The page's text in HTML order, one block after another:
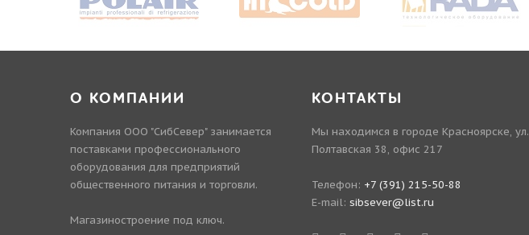
О КОМПАНИИ
Компания ООО "СибСевер" занимается
поставками профессионального
оборудования для предприятий
общественного питания и торговли.
Магазиностроение под ключ.
КОНТАКТЫ
Мы находимся в городе Красноярске, ул.
Полтавская 38, офис 217
Телефон: +7 (391) 215-50-88
E-mail: sibsever@list.ru